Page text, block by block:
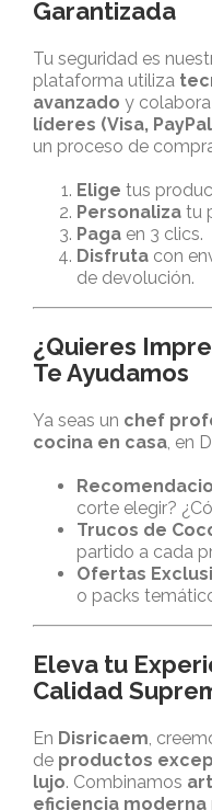
Garantizada
Tu seguridad es
plataforma utiliza
avanzado y
líderes (Visa,
un proceso de
Elige tus
Personaliza tu
Paga en 3 clics.
Disfruta con
de devolución.
¿Quieres
Te Ayudamos
Ya seas un chef
cocina en casa, en
corte elegir?
Trucos de
partido a cada
Ofertas
o packs
Eleva tu
Calidad
En Disricaem,
de productos
lujo. Combinamos
eficiencia moderna